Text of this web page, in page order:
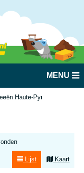
MENU
Haute-Pyreneeën
Lijst Kaart